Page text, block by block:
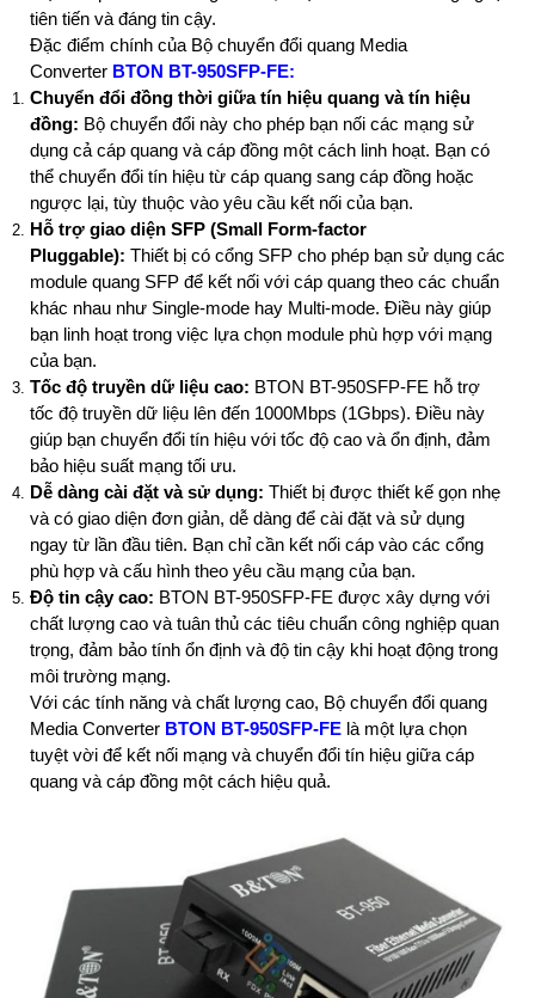
tiên tiến và đáng tin cậy.
Đặc điểm chính của Bộ chuyển đổi quang Media
Converter BTON BT-950SFP-FE:
Chuyển đổi đồng thời giữa tín hiệu quang và tín hiệu
đồng: Bộ chuyển đổi này cho phép bạn nối các mạng sử
dụng cả cáp quang và cáp đồng một cách linh hoạt. Bạn có
thể chuyển đổi tín hiệu từ cáp quang sang cáp đồng hoặc
ngược lại, tùy thuộc vào yêu cầu kết nối của bạn.
Hỗ trợ giao diện SFP (Small Form-factor
Pluggable): Thiết bị có cổng SFP cho phép bạn sử dụng các
module quang SFP để kết nối với cáp quang theo các chuẩn
khác nhau như Single-mode hay Multi-mode. Điều này giúp
bạn linh hoạt trong việc lựa chọn module phù hợp với mạng
của bạn.
Tốc độ truyền dữ liệu cao: BTON BT-950SFP-FE hỗ trợ
tốc độ truyền dữ liệu lên đến 1000Mbps (1Gbps). Điều này
giúp bạn chuyển đổi tín hiệu với tốc độ cao và ổn định, đảm
bảo hiệu suất mạng tối ưu.
Dễ dàng cài đặt và sử dụng: Thiết bị được thiết kế gọn nhẹ
và có giao diện đơn giản, dễ dàng để cài đặt và sử dụng
ngay từ lần đầu tiên. Bạn chỉ cần kết nối cáp vào các cổng
phù hợp và cấu hình theo yêu cầu mạng của bạn.
Độ tin cậy cao: BTON BT-950SFP-FE được xây dựng với
chất lượng cao và tuân thủ các tiêu chuẩn công nghiệp quan
trọng, đảm bảo tính ổn định và độ tin cậy khi hoạt động trong
môi trường mạng.
Với các tính năng và chất lượng cao, Bộ chuyển đổi quang
Media Converter BTON BT-950SFP-FE là một lựa chọn
tuyệt vời để kết nối mạng và chuyển đổi tín hiệu giữa cáp
quang và cáp đồng một cách hiệu quả.